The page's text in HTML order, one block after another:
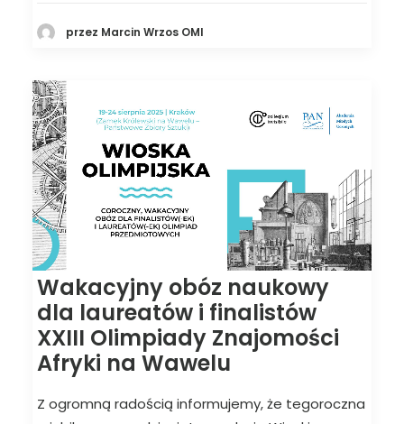
przez Marcin Wrzos OMI
Wakacyjny obóz naukowy
dla laureatów i finalistów
XXIII Olimpiady Znajomości
Afryki na Wawelu
Z ogromną radością informujemy, że tegoroczna